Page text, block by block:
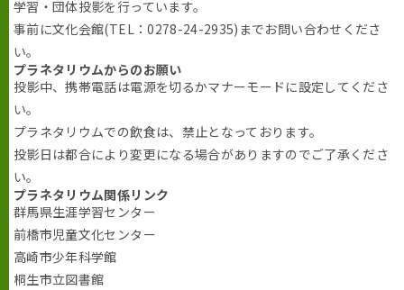
学習・団体投影を行っています。
事前に文化会館(TEL：0278-24-2935)までお問い合わせくださ
い。
プラネタリウムからのお願い
投影中、携帯電話は電源を切るかマナーモードに設定してくださ
い。
プラネタリウムでの飲食は、禁止となっております。
投影日は都合により変更になる場合がありますのでご了承くださ
い。
プラネタリウム関係リンク
群馬県生涯学習センター
前橋市児童文化センター
高崎市少年科学館
桐生市立図書館